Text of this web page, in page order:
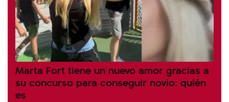
Marta Fort tiene un nuevo amor gracias a
su concurso para conseguir novio: quién
es